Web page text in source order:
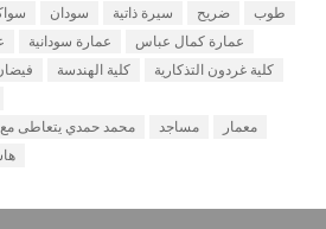
سودان سيرة ذاتية ضريح
طوب
عمارة سودانية
عمارة كمال عباس
كلية الهندسة
كلية غردون التذكارية
محمد حمدي يتعاطى مع
مساجد
معمار